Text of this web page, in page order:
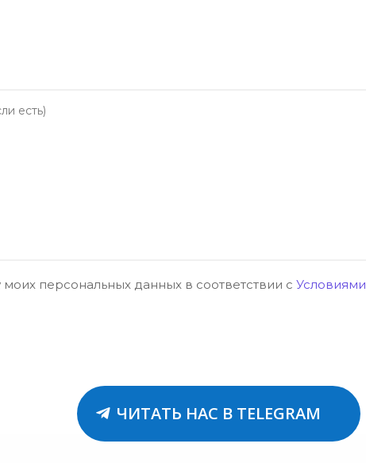
моих персональных данных в соответствии сУсловиями
ЧИТАТЬ НАС В TELEGRAM